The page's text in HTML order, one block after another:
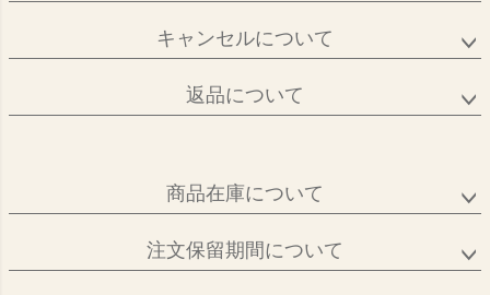
キャンセルについて
返品について
商品在庫について
注文保留期間について